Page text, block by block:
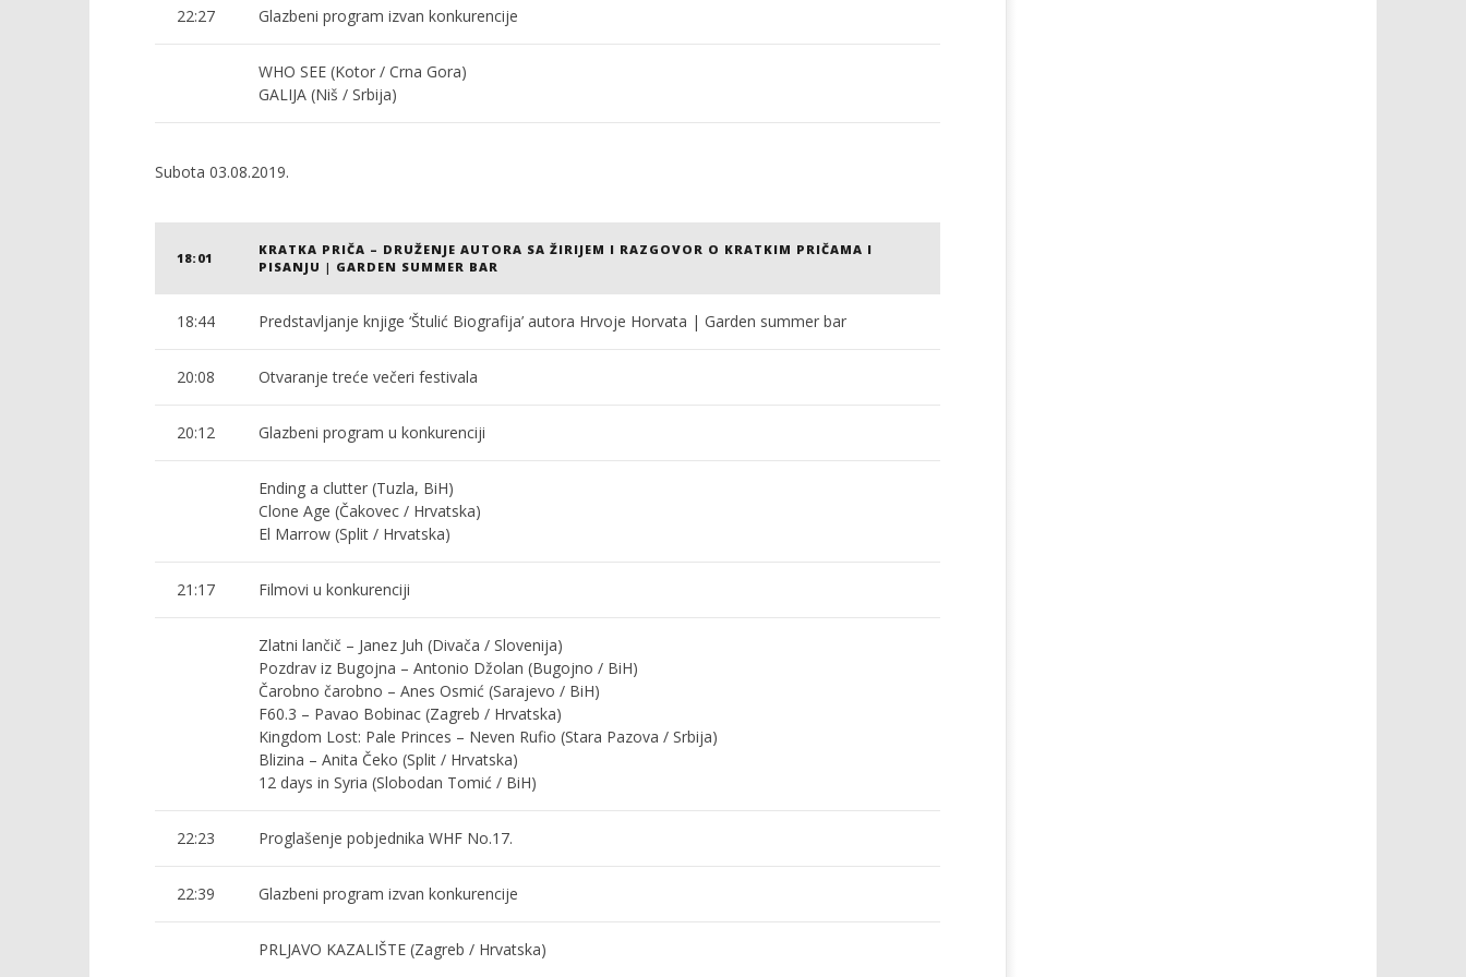
22:27 Glazbeni program izvan konkurencije
WHO SEE (Kotor / Crna Gora)
GALIJA (Niš / Srbija)
Subota 03.08.2019.
18:01
KRATKA PRIČA – DRUŽENJE AUTORA SA ŽIRIJEM I RAZGOVOR O KRATKIM PRIČAMA I
PISANJU | GARDEN SUMMER BAR
18:44 Predstavljanje knjige ‘Štulić Biografija’ autora Hrvoje Horvata | Garden summer bar
20:08 Otvaranje treće večeri festivala
20:12 Glazbeni program u konkurenciji
Ending a clutter (Tuzla, BiH)
Clone Age (Čakovec / Hrvatska)
El Marrow (Split / Hrvatska)
21:17 Filmovi u konkurenciji
Zlatni lančič – Janez Juh (Divača / Slovenija)
Pozdrav iz Bugojna – Antonio Džolan (Bugojno / BiH)
Čarobno čarobno – Anes Osmić (Sarajevo / BiH)
F60.3 – Pavao Bobinac (Zagreb / Hrvatska)
Kingdom Lost: Pale Princes – Neven Rufio (Stara Pazova / Srbija)
Blizina – Anita Čeko (Split / Hrvatska)
12 days in Syria (Slobodan Tomić / BiH)
22:23 Proglašenje pobjednika WHF No.17.
22:39 Glazbeni program izvan konkurencije
PRLJAVO KAZALIŠTE (Zagreb / Hrvatska)